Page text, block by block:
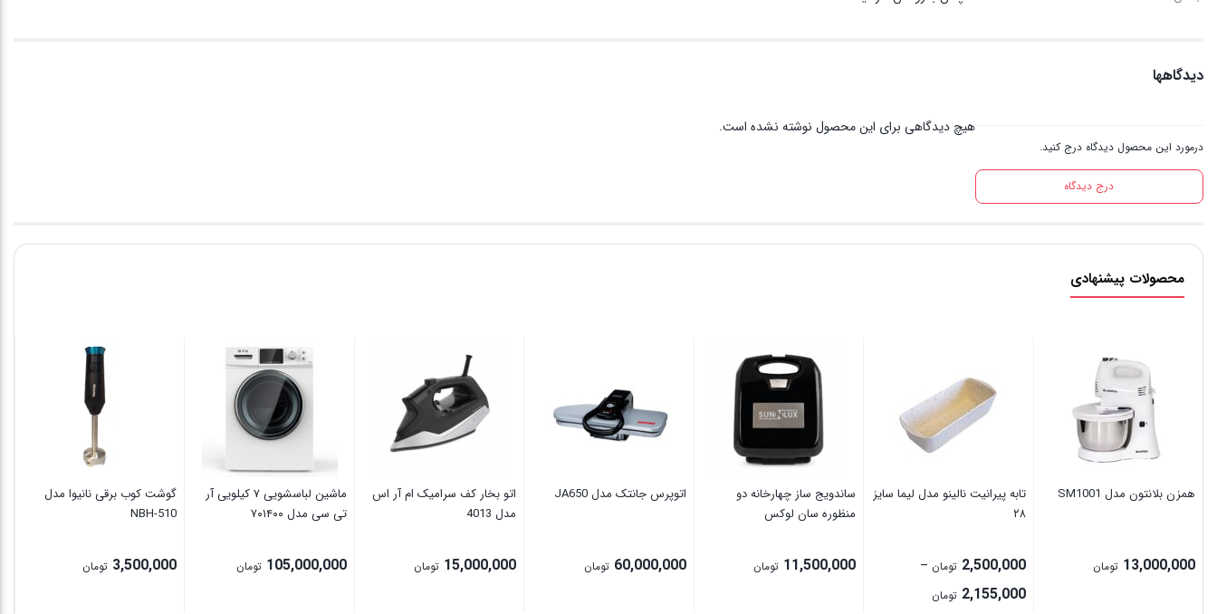
دیدگاهها
درمورد این محصول دیدگاه درج کنید.
درج دیدگاه
هیچ دیدگاهی برای این محصول نوشته نشده است.
محصولات پیشنهادی
ھمزن بلانتون مدل SM1001
13,000,000 تومان
تابه پیرانیت نالینو مدل لیما سایز
۲۸
2,500,000 تومان –
2,155,000 تومان
ساندویج ساز چهارخانه دو
منظوره سان لوکس
11,500,000 تومان
اتوپرس جانتک مدل JA650
60,000,000 تومان
اتو بخار کف سرامیک ام آر اس
مدل 4013
15,000,000 تومان
ماشین لباسشویی ۷ کیلویی آر
تی سی مدل ۷۰۱۴۰۰
105,000,000 تومان
گوشت کوب برقی نانیوا مدل
NBH-510
3,500,000 تومان